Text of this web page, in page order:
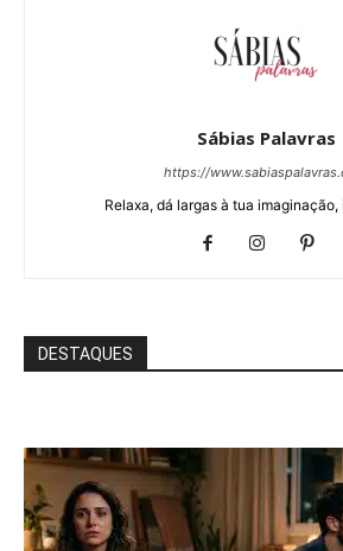
Sábias Palavras
https://
Relaxa, dá largas à tua
DESTAQUES